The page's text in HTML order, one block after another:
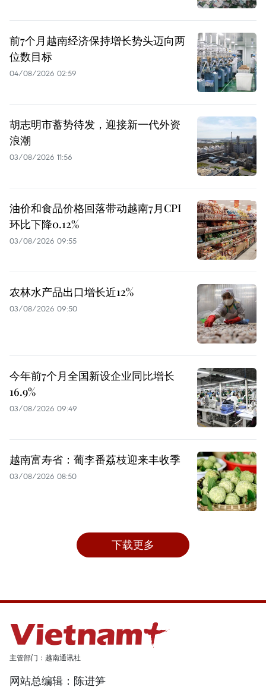
前7个月越南经济保持增长势头迈向两
位数目标
04/08/2026 02:59
胡志明市蓄势待发，迎接新一代外资
浪潮
03/08/2026 11:56
油价和食品价格回落带动越南7月CPI
环比下降0.12%
03/08/2026 09:55
农林水产品出口增长近12%
03/08/2026 09:50
今年前7个月全国新设企业同比增长
16.9%
03/08/2026 09:49
越南富寿省：葡李番荔枝迎来丰收季
03/08/2026 08:50
下载更多
主管部门：越南通讯社
网站总编辑：陈进笋